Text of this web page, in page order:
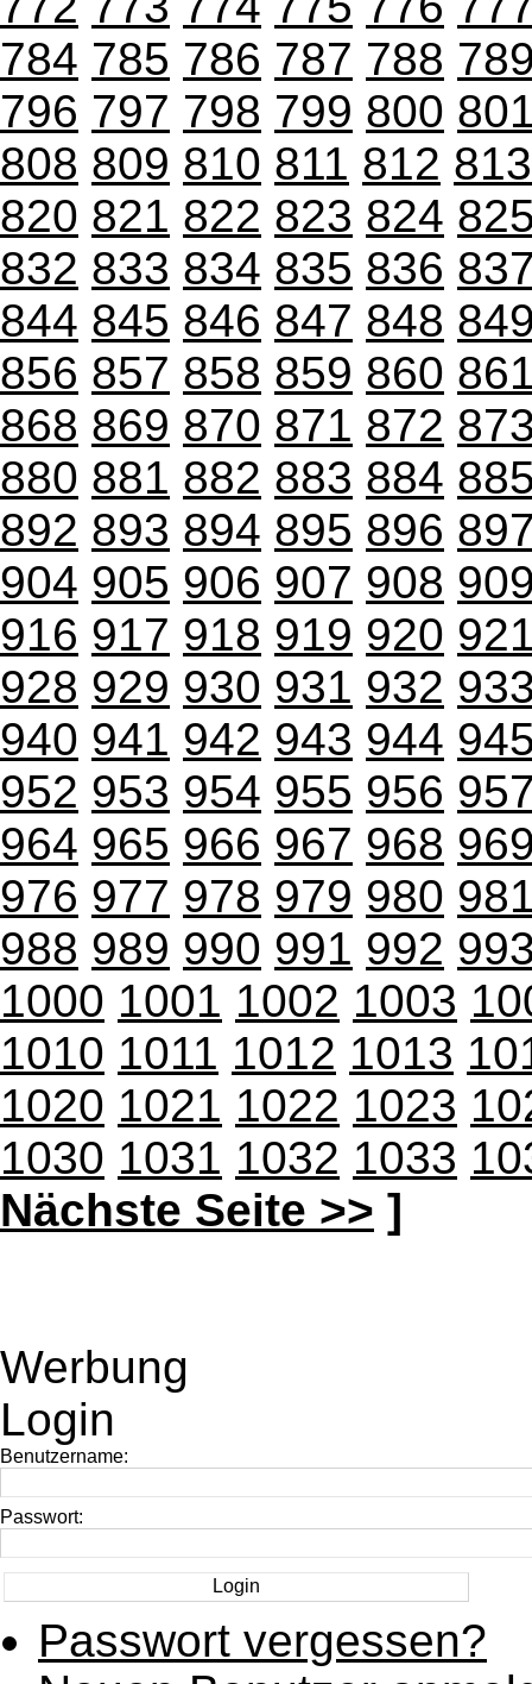
784 785 786 787 788
796 797 798 799 800
808 809 810 811 812 813
820 821 822 823 824
832 833 834 835 836
844 845 846 847 848
856 857 858 859 860
868 869 870 871 872
880 881 882 883 884
892 893 894 895 896
904 905 906 907 908
916 917 918 919 920
928 929 930 931 932
940 941 942 943 944
952 953 954 955 956
964 965 966 967 968
976 977 978 979 980
988 989 990 991 992
1000 1001 1002 1003
1010 1011 1012 1013
1020 1021 1022 1023
1030 1031 1032 1033
Nächste Seite >> ]
Werbung
Login
Benutzername:
Passwort:
Passwort vergessen?